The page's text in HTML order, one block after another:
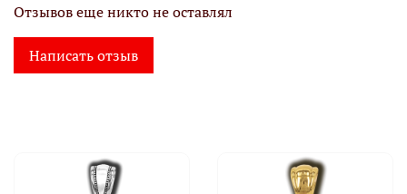
Отзывов еще никто не оставлял
Написать отзыв